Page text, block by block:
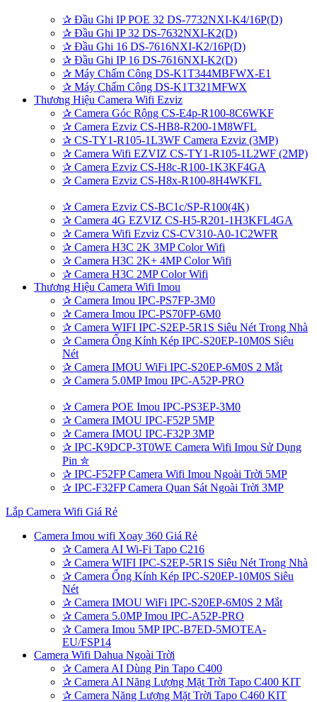
✰ Đầu Ghi IP POE 32 DS-7732NXI-K4/16P(D)
✰ Đầu Ghi IP 32 DS-7632NXI-K2(D)
✰ Đầu Ghi 16 DS-7616NXI-K2/16P(D)
✰ Đầu Ghi IP 16 DS-7616NXI-K2(D)
✰ Máy Chấm Công DS-K1T344MBFWX-E1
✰ Máy Chấm Công DS-K1T321MFWX
Thương Hiệu Camera Wifi Ezviz
✰ Camera Góc Rộng CS-E4p-R100-8C6WKF
✰ Camera Ezviz CS-HB8-R200-1M8WFL
✰ CS-TY1-R105-1L3WF Camera Ezviz (3MP)
✰ Camera Wifi EZVIZ CS-TY1-R105-1L2WF (2MP)
✰ Camera Ezviz CS-H8c-R100-1K3KF4GA
✰ Camera Ezviz CS-H8x-R100-8H4WKFL
✰ Camera Ezviz CS-BC1c/SP-R100(4K)
✰ Camera 4G EZVIZ CS-H5-R201-1H3KFL4GA
✰ Camera Wifi Ezviz CS-CV310-A0-1C2WFR
✰ Camera H3C 2K 3MP Color Wifi
✰ Camera H3C 2K+ 4MP Color Wifi
✰ Camera H3C 2MP Color Wifi
Thương Hiệu Camera Wifi Imou
✰ Camera Imou IPC-PS7FP-3M0
✰ Camera Imou IPC-PS70FP-6M0
✰ Camera WIFI IPC-S2EP-5R1S Siêu Nét Trong Nhà
✰ Camera Ống Kính Kép IPC-S20EP-10M0S Siêu
Nét
✰ Camera IMOU WiFi IPC-S20EP-6M0S 2 Mắt
✰ Camera 5.0MP Imou IPC-A52P-PRO
✰ Camera POE Imou IPC-PS3EP-3M0
✰ Camera IMOU IPC-F52P 5MP
✰ Camera IMOU IPC-F32P 3MP
✰ IPC-K9DCP-3T0WE Camera Wifi Imou Sử Dụng
Pin ✮
✰ IPC-F52FP Camera Wifi Imou Ngoài Trời 5MP
✰ IPC-F32FP Camera Quan Sát Ngoài Trời 3MP
Lắp Camera Wifi Giá Rẻ
Camera Imou wifi Xoay 360 Giá Rẻ
✰ Camera AI Wi-Fi Tapo C216
✰ Camera WIFI IPC-S2EP-5R1S Siêu Nét Trong Nhà
✰ Camera Ống Kính Kép IPC-S20EP-10M0S Siêu
Nét
✰ Camera IMOU WiFi IPC-S20EP-6M0S 2 Mắt
✰ Camera 5.0MP Imou IPC-A52P-PRO
✰ Camera Imou 5MP IPC-B7ED-5MOTEA-
EU/FSP14
Camera Wifi Dahua Ngoài Trời
✰ Camera AI Dùng Pin Tapo C400
✰ Camera AI Năng Lượng Mặt Trời Tapo C400 KIT
✰ Camera Năng Lượng Mặt Trời Tapo C460 KIT